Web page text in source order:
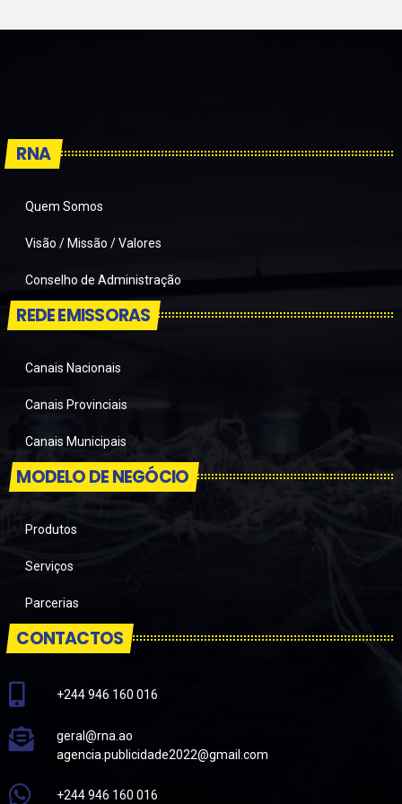
RNA
Quem Somos
Visão / Missão / Valores
Conselho de Administração
REDE EMISSORAS
Canais Nacionais
Canais Provinciais
Canais Municipais
MODELO DE NEGÓCIO
Produtos
Serviços
Parcerias
CONTACTOS
+244 946 160 016
geral@rna.ao
agencia.publicidade2022@gmail.com
+244 946 160 016